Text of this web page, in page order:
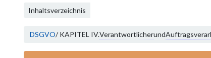
Wechseln zu:Navigation
Inhaltsverzeichnis
DSGVO/ KAPITEL IV.Verantwortlicherund